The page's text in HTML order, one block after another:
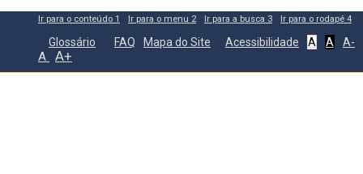
Ir para o conteúdo 1 Ir para o menu 2 Ir para a busca 3 Ir para o rodapé 4
Glossário FAQ Mapa do Site Acessibilidade A A A-
A A+